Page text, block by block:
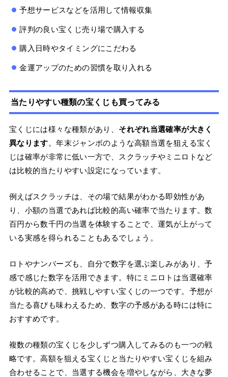
予想サービスなどを活用して情報収集
評判の良い宝くじ売り場で購入する
購入日時やタイミングにこだわる
金運アップのための習慣を取り入れる
当たりやすい種類の宝くじも買ってみる
宝くじには様々な種類があり、 それぞれ当選確率が大きく
異なります。年末ジャンボのような高額当選を狙える宝く
じは確率が非常に低い一方で、スクラッチやミニロトなど
は比較的当たりやすい設定になっています。
例えばスクラッチは、その場で結果がわかる即効性があ
り、小額の当選であれば比較的高い確率で当たります。数
百円から数千円の当選を体験することで、運気が上がって
いる実感を得られることもあるでしょう。
ロトやナンバーズも、自分で数字を選ぶ楽しみがあり、予
感で感じた数字を活用できます。特にミニロトは当選確率
が比較的高めで、挑戦しやすい宝くじの一つです。予想が
当たる喜びも味わえるため、数字の予感がある時には特に
おすすめです。
複数の種類の宝くじを少しずつ購入してみるのも一つの戦
略です。高額を狙える宝くじと当たりやすい宝くじを組み
合わせることで、当選する機会を増やしながら、大きな夢